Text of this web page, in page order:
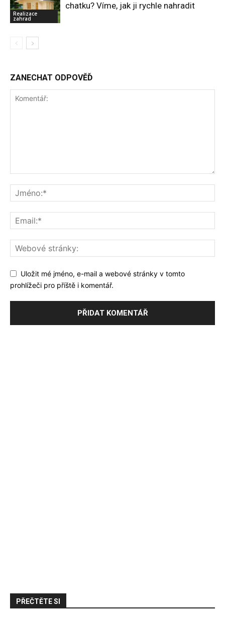
Realizace
zahrad
chatku? Víme, jak ji rychle nahradit
ZANECHAT ODPOVĚĎ
Uložit mé jméno, e-mail a webové stránky v tomto
prohlížeči pro příště i komentář.
PŘEČTĚTE SI